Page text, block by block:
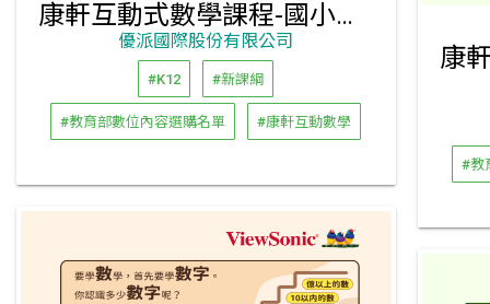
康軒互動式數學課程-國小三年級下學期
優派國際股份有限公司
#K12 #新課綱
#教育部數位內容選購名單 #康軒互動數學
#教